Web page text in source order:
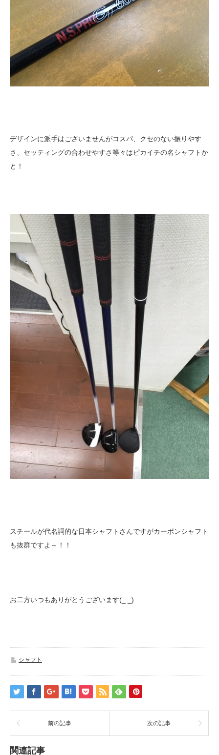
デザインに派手はございませんがコスパ、クセのない振りやす
さ、セッティングの合わせやすさ等々はピカイチの名シャフトか
と！
スチールが代名詞的な日本シャフトさんですがカーボンシャフト
も抜群ですよ～！！
お二方いつもありがとうございます(_ _)
シャフト
前の記事 次の記事
関連記事